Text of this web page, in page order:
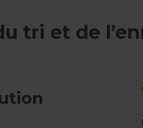
tri et de